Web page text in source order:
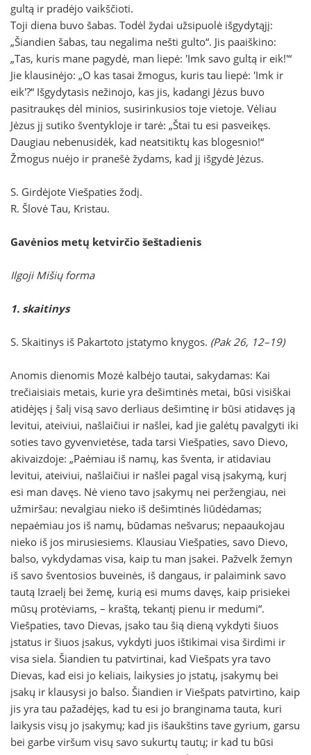
gultą ir pradėjo vaikščioti.
Toji diena buvo šabas. Todėl žydai užsipuolė išgydytąjį:
„Šiandien šabas, tau negalima nešti gulto“. Jis paaiškino:
„Tas, kuris mane pagydė, man liepė: 'Imk savo gultą ir eik!'“
Jie klausinėjo: „O kas tasai žmogus, kuris tau liepė: 'Imk ir
eik'?“ Išgydytasis nežinojo, kas jis, kadangi Jėzus buvo
pasitraukęs dėl minios, susirinkusios toje vietoje. Vėliau
Jėzus jį sutiko šventykloje ir tarė: „Štai tu esi pasveikęs.
Daugiau nebenusidėk, kad neatsitiktų kas blogesnio!“
Žmogus nuėjo ir pranešė žydams, kad jį išgydė Jėzus.
S. Girdėjote Viešpaties žodį.
R. Šlovė Tau, Kristau.
Gavėnios metų ketvirčio šeštadienis
Ilgoji Mišių forma
1. skaitinys
S. Skaitinys iš Pakartoto įstatymo knygos. (Pak 26, 12–19)
Anomis dienomis Mozė kalbėjo tautai, sakydamas: Kai
trečiaisiais metais, kurie yra dešimtinės metai, būsi visiškai
atidėjęs į šalį visą savo derliaus dešimtinę ir būsi atidavęs ją
levitui, ateiviui, našlaičiui ir našlei, kad jie galėtų pavalgyti iki
soties tavo gyvenvietėse, tada tarsi Viešpaties, savo Dievo,
akivaizdoje: „Paėmiau iš namų, kas šventa, ir atidaviau
levitui, ateiviui, našlaičiui ir našlei pagal visą įsakymą, kurį
esi man davęs. Nė vieno tavo įsakymų nei peržengiau, nei
užmiršau: nevalgiau nieko iš dešimtinės liūdėdamas;
nepaėmiau jos iš namų, būdamas nešvarus; nepaaukojau
nieko iš jos mirusiesiems. Klausiau Viešpaties, savo Dievo,
balso, vykdydamas visa, kaip tu man įsakei. Pažvelk žemyn
iš savo šventosios buveinės, iš dangaus, ir palaimink savo
tautą Izraelį bei žemę, kurią esi mums davęs, kaip prisiekei
mūsų protėviams, – kraštą, tekantį pienu ir medumi“.
Viešpaties, tavo Dievas, įsako tau šią dieną vykdyti šiuos
įstatus ir šiuos įsakus, vykdyti juos ištikimai visa širdimi ir
visa siela. Šiandien tu patvirtinai, kad Viešpats yra tavo
Dievas, kad eisi jo keliais, laikysies jo įstatų, įsakymų bei
įsakų ir klausysi jo balso. Šiandien ir Viešpats patvirtino, kaip
jis yra tau pažadėjęs, kad tu esi jo branginama tauta, kuri
laikysis visų jo įsakymų; kad jis išaukštins tave gyrium, garsu
bei garbe viršum visų savo sukurtų tautų; ir kad tu būsi